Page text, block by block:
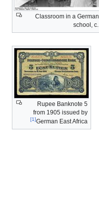
Classroom in a
school,
5 Rupee Banknote
from 1905 issued by
German East Africa
[1]